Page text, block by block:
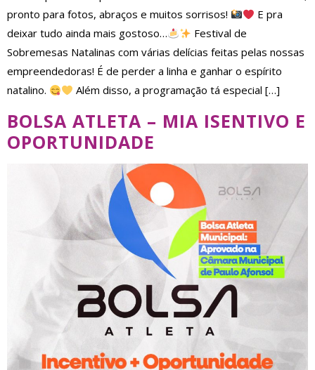
pronto para fotos, abraços e muitos sorrisos!
E pra
deixar tudo ainda mais gostoso…
Festival de
Sobremesas Natalinas com várias delícias feitas pelas nossas
empreendedoras! É de perder a linha e ganhar o espírito
natalino.
Além disso, a programação tá especial […]
BOLSA ATLETA – MIA ISENTIVO E
OPORTUNIDADE